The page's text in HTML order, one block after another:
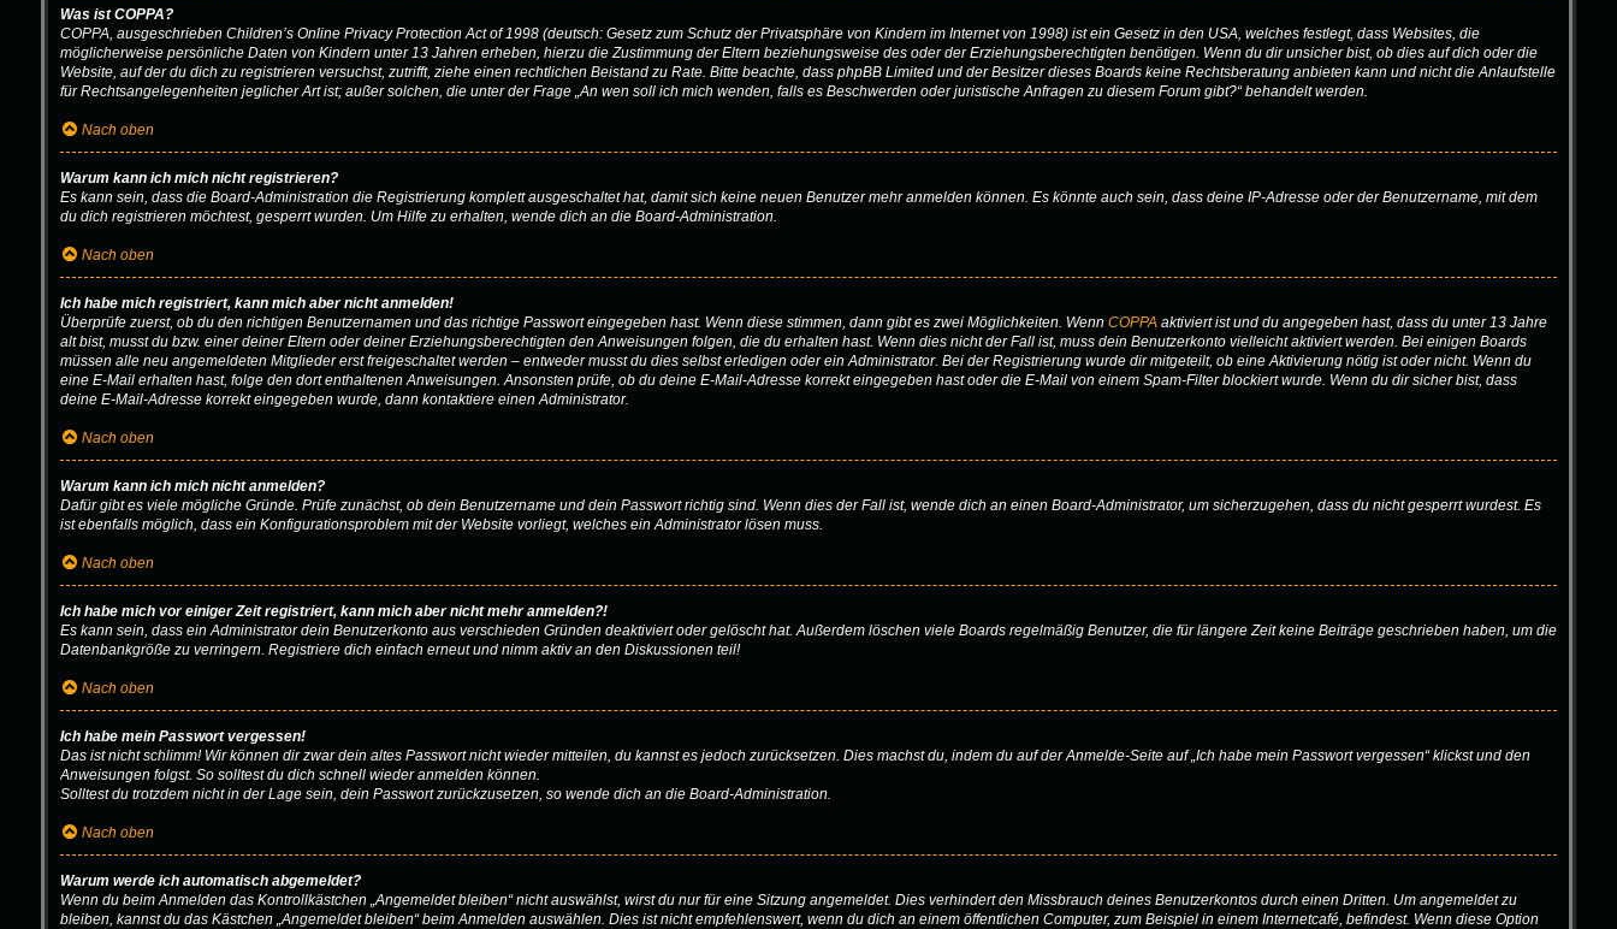
Was ist COPPA?
COPPA, ausgeschrieben Children’s Online Privacy Protection Act of 1998 (deutsch: Gesetz zum Schutz der Privatsphäre von Kindern im Internet von 1998) ist ein Gesetz in den USA, welches festlegt, dass Websites, die
möglicherweise persönliche Daten von Kindern unter 13 Jahren erheben, hierzu die Zustimmung der Eltern beziehungsweise des oder der Erziehungsberechtigten benötigen. Wenn du dir unsicher bist, ob dies auf dich oder die
Website, auf der du dich zu registrieren versuchst, zutrifft, ziehe einen rechtlichen Beistand zu Rate. Bitte beachte, dass phpBB Limited und der Besitzer dieses Boards keine Rechtsberatung anbieten kann und nicht die Anlaufstelle
für Rechtsangelegenheiten jeglicher Art ist; außer solchen, die unter der Frage „An wen soll ich mich wenden, falls es Beschwerden oder juristische Anfragen zu diesem Forum gibt?“ behandelt werden.
Nach oben
Warum kann ich mich nicht registrieren?
Es kann sein, dass die Board-Administration die Registrierung komplett ausgeschaltet hat, damit sich keine neuen Benutzer mehr anmelden können. Es könnte auch sein, dass deine IP-Adresse oder der Benutzername, mit dem
du dich registrieren möchtest, gesperrt wurden. Um Hilfe zu erhalten, wende dich an die Board-Administration.
Nach oben
Ich habe mich registriert, kann mich aber nicht anmelden!
Überprüfe zuerst, ob du den richtigen Benutzernamen und das richtige Passwort eingegeben hast. Wenn diese stimmen, dann gibt es zwei Möglichkeiten. Wenn COPPAaktiviert ist und du angegeben hast, dass du unter 13 Jahre
alt bist, musst du bzw. einer deiner Eltern oder deiner Erziehungsberechtigten den Anweisungen folgen, die du erhalten hast. Wenn dies nicht der Fall ist, muss dein Benutzerkonto vielleicht aktiviert werden. Bei einigen Boards
müssen alle neu angemeldeten Mitglieder erst freigeschaltet werden – entweder musst du dies selbst erledigen oder ein Administrator. Bei der Registrierung wurde dir mitgeteilt, ob eine Aktivierung nötig ist oder nicht. Wenn du
eine E-Mail erhalten hast, folge den dort enthaltenen Anweisungen. Ansonsten prüfe, ob du deine E-Mail-Adresse korrekt eingegeben hast oder die E-Mail von einem Spam-Filter blockiert wurde. Wenn du dir sicher bist, dass
deine E-Mail-Adresse korrekt eingegeben wurde, dann kontaktiere einen Administrator.
Nach oben
Warum kann ich mich nicht anmelden?
Dafür gibt es viele mögliche Gründe. Prüfe zunächst, ob dein Benutzername und dein Passwort richtig sind. Wenn dies der Fall ist, wende dich an einen Board-Administrator, um sicherzugehen, dass du nicht gesperrt wurdest. Es
ist ebenfalls möglich, dass ein Konfigurationsproblem mit der Website vorliegt, welches ein Administrator lösen muss.
Nach oben
Ich habe mich vor einiger Zeit registriert, kann mich aber nicht mehr anmelden?!
Es kann sein, dass ein Administrator dein Benutzerkonto aus verschieden Gründen deaktiviert oder gelöscht hat. Außerdem löschen viele Boards regelmäßig Benutzer, die für längere Zeit keine Beiträge geschrieben haben, um die
Datenbankgröße zu verringern. Registriere dich einfach erneut und nimm aktiv an den Diskussionen teil!
Nach oben
Ich habe mein Passwort vergessen!
Das ist nicht schlimm! Wir können dir zwar dein altes Passwort nicht wieder mitteilen, du kannst es jedoch zurücksetzen. Dies machst du, indem du auf der Anmelde-Seite auf „Ich habe mein Passwort vergessen“ klickst und den
Anweisungen folgst. So solltest du dich schnell wieder anmelden können.
Solltest du trotzdem nicht in der Lage sein, dein Passwort zurückzusetzen, so wende dich an die Board-Administration.
Nach oben
Warum werde ich automatisch abgemeldet?
Wenn du beim Anmelden das Kontrollkästchen „Angemeldet bleiben“ nicht auswählst, wirst du nur für eine Sitzung angemeldet. Dies verhindert den Missbrauch deines Benutzerkontos durch einen Dritten. Um angemeldet zu
bleiben, kannst du das Kästchen „Angemeldet bleiben“ beim Anmelden auswählen. Dies ist nicht empfehlenswert, wenn du dich an einem öffentlichen Computer, zum Beispiel in einem Internetcafé, befindest. Wenn diese Option